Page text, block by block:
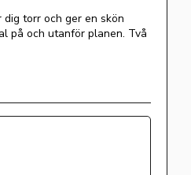
torr och ger en skön
på och utanför planen. Två